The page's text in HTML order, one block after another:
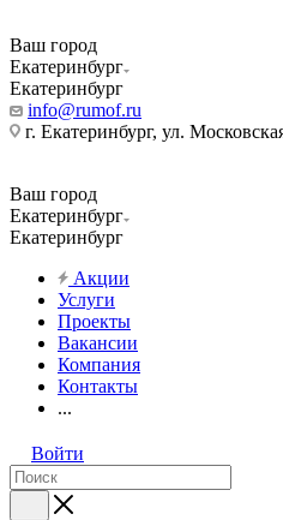
Ваш город
Екатеринбург
Екатеринбург
info@rumof.ru
г. Екатеринбург, ул.
Ваш город
Екатеринбург
Екатеринбург
Акции
Услуги
Проекты
Вакансии
Компания
Контакты
...
Войти